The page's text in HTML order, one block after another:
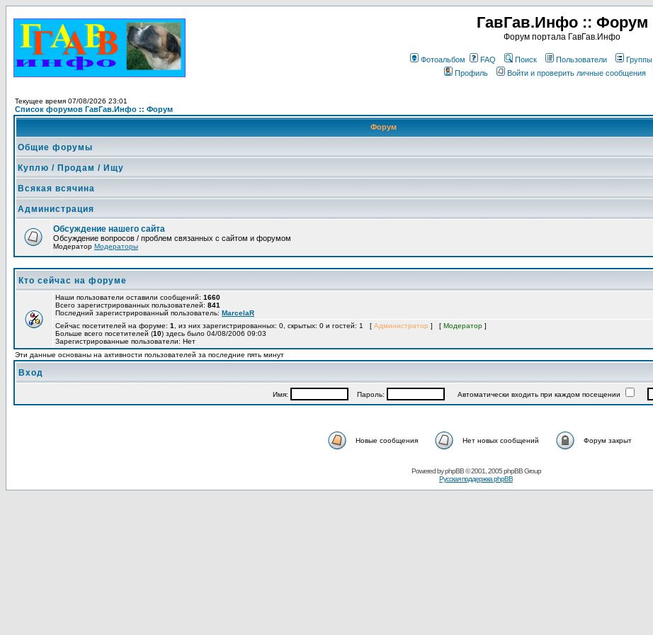
ГавГав.Инфо :: Форум
Форум портала ГавГав.Инфо
Фотоальбом FAQ Поиск Пользователи Группы
Профиль
Войти и проверить личные сообщения
Текущее время 07/08/2026 23:01
Список форумов ГавГав.Инфо :: Форум
Форум
Общие форумы
Куплю / Продам / Ищу
Всякая всячина
Администрация
Обсуждение нашего сайта
Обсуждение вопросов / проблем связанных с сайтом и форумом
Модератор Модераторы
Кто сейчас на форуме
Наши пользователи оставили сообщений: 1660
Всего зарегистрированных пользователей: 841
Последний зарегистрированный пользователь: MarcelaR
Сейчас посетителей на форуме: 1 , из них зарегистрированных: 0, скрытых: 0 и гостей: 1 [ Администратор ] [ Модератор ]
Больше всего посетителей (10) здесь было 04/08/2006 09:03
Зарегистрированные пользователи: Нет
Эти данные основаны на активности пользователей за последние пять минут
Вход
Имя: Пароль: Автоматически входить при каждом посещении
Новые сообщения Нет новых сообщений Форум закрыт
Powered byphpBB© 2001, 2005 phpBB Group
Русская поддержка phpBB